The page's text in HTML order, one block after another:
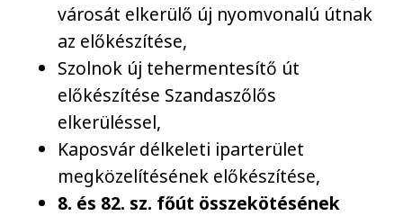
városát elkerülő új nyomvonalú útnak
az előkészítése,
Szolnok új tehermentesítő út
előkészítése Szandaszőlős
elkerüléssel,
Kaposvár délkeleti iparterület
megközelítésének előkészítése,
8. és 82. sz. főút összekötésének